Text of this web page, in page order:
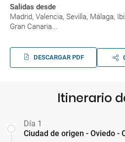
Salidas desde
Madrid, Valencia, Sevilla, Málaga,
Gran Canaria...
DESCARGAR PDF
Itinerario
Día 1
Ciudad de origen - Oviedo -